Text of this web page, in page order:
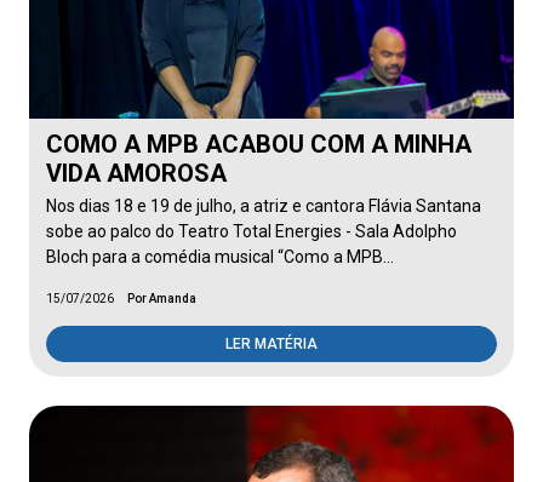
COMO A MPB ACABOU COM A MINHA
VIDA AMOROSA
Nos dias 18 e 19 de julho, a atriz e cantora Flávia Santana
sobe ao palco do Teatro Total Energies - Sala Adolpho
Bloch para a comédia musical “Como a MPB…
15/07/2026 Por Amanda
LER MATÉRIA